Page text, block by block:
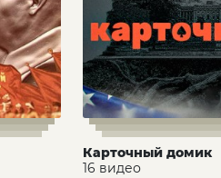
Карточный домик
16 видео